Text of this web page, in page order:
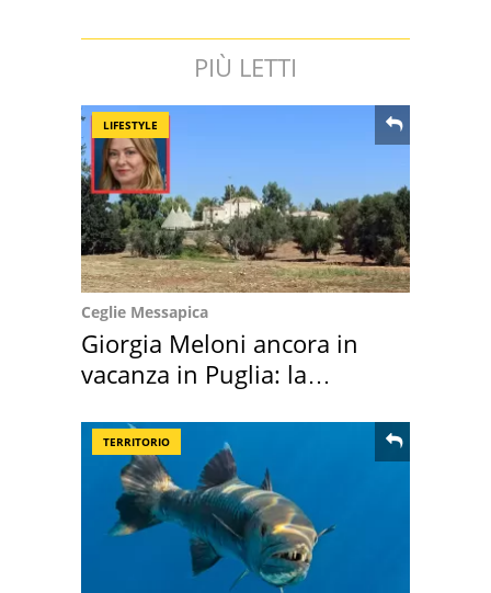
PIÙ LETTI
LIFESTYLE
Ceglie Messapica
Giorgia Meloni ancora in
vacanza in Puglia: la
TERRITORIO